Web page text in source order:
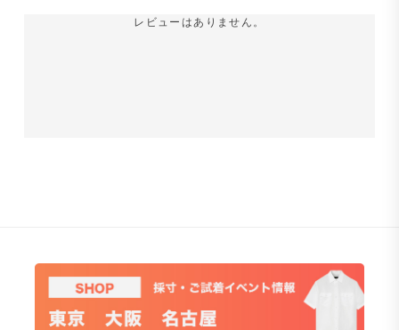
レビューはありません。